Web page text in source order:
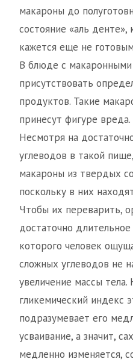
макароны до
состояние «аль денте»,
кажется еще не
В блюде с
присутствовать
продуктов. Такие
принесут фигуре вреда.
Несмотря на
углеводов в такой
макароны из твердых
поскольку в них
Чтобы их переварить,
достаточно
которого человек
сложных углеводов не
увеличение массы тела.
гликемический индекс
подразумевает его
усваивание, а значит,
медленно изменяется,